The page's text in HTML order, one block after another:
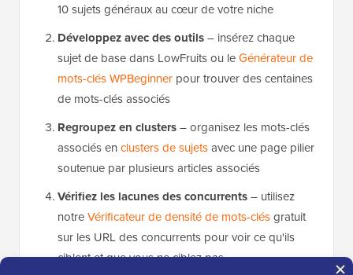
10 sujets généraux au cœur de votre niche
Développez avec des outils– insérez chaque
sujet de base dans LowFruits ou leGénérateur de
mots-clés WPBeginner pour trouver des centaines
de mots-clés associés
Regroupez en clusters– organisez les mots-clés
associés en clusters de sujetsavec une page pilier
soutenue par plusieurs articles associés
Vérifiez les lacunes des concurrents– utilisez
notreVérificateur de densité de mots-clésgratuit
sur les URL des concurrents pour voir ce qu'ils
ciblent et que vous ne ciblez pas